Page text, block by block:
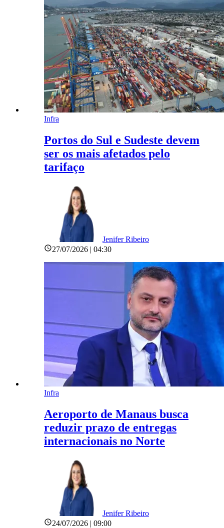
Infra
Portos do Sul e Sudeste devem
ser os mais afetados pelo
tarifaço
Jenifer Ribeiro
27/07/2026 | 04:30
Infra
Aeroporto de Manaus busca
reduzir prazo de entregas
internacionais no Norte
Jenifer Ribeiro
24/07/2026 | 09:00